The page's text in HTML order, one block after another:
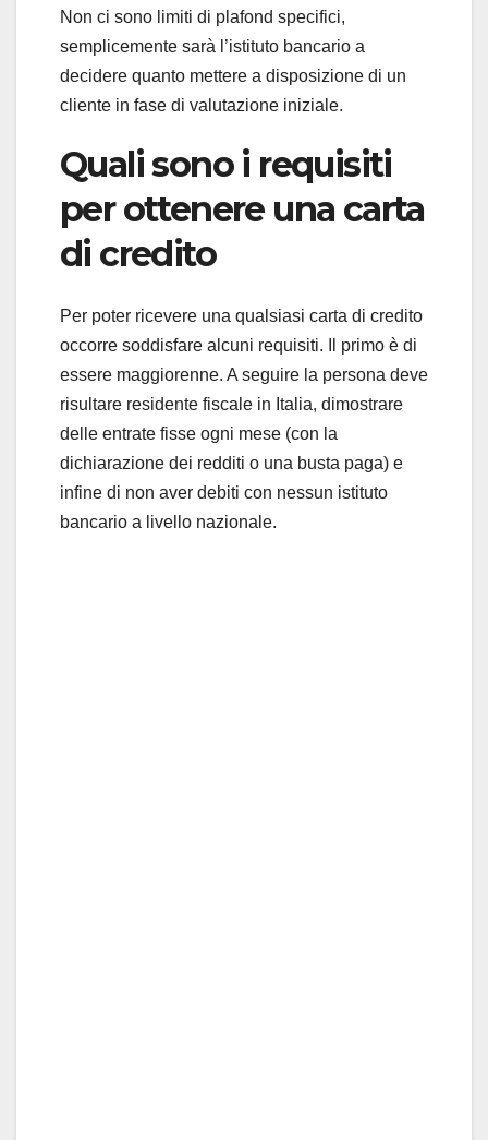
Non ci sono limiti di plafond specifici,
semplicemente sarà l’istituto bancario a
decidere quanto mettere a disposizione di un
cliente in fase di valutazione iniziale.
Quali sono i requisiti
per ottenere una carta
di credito
Per poter ricevere una qualsiasi carta di credito
occorre soddisfare alcuni requisiti. Il primo è di
essere maggiorenne. A seguire la persona deve
risultare residente fiscale in Italia, dimostrare
delle entrate fisse ogni mese (con la
dichiarazione dei redditi o una busta paga) e
infine di non aver debiti con nessun istituto
bancario a livello nazionale.